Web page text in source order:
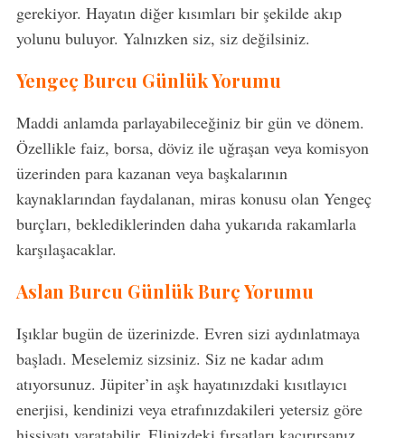
gerekiyor. Hayatın diğer kısımları bir şekilde akıp
yolunu buluyor. Yalnızken siz, siz değilsiniz.
Yengeç Burcu Günlük Yorumu
Maddi anlamda parlayabileceğiniz bir gün ve dönem.
Özellikle faiz, borsa, döviz ile uğraşan veya komisyon
üzerinden para kazanan veya başkalarının
kaynaklarından faydalanan, miras konusu olan Yengeç
burçları, beklediklerinden daha yukarıda rakamlarla
karşılaşacaklar.
Aslan Burcu Günlük Burç Yorumu
Işıklar bugün de üzerinizde. Evren sizi aydınlatmaya
başladı. Meselemiz sizsiniz. Siz ne kadar adım
atıyorsunuz. Jüpiter’in aşk hayatınızdaki kısıtlayıcı
enerjisi, kendinizi veya etrafınızdakileri yetersiz göre